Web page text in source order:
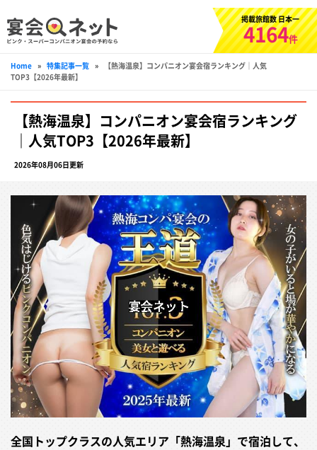
掲載旅館数 日本一
4164件
Home » 特集記事一覧 »
【熱海温泉】コンパニオン宴会宿ランキング｜人気
TOP3【2026年最新】
【熱海温泉】コンパニオン宴会宿ランキング
｜人気TOP3【2026年最新】
2026年08月06日更新
全国トップクラスの人気エリア「熱海温泉」で宿泊して、